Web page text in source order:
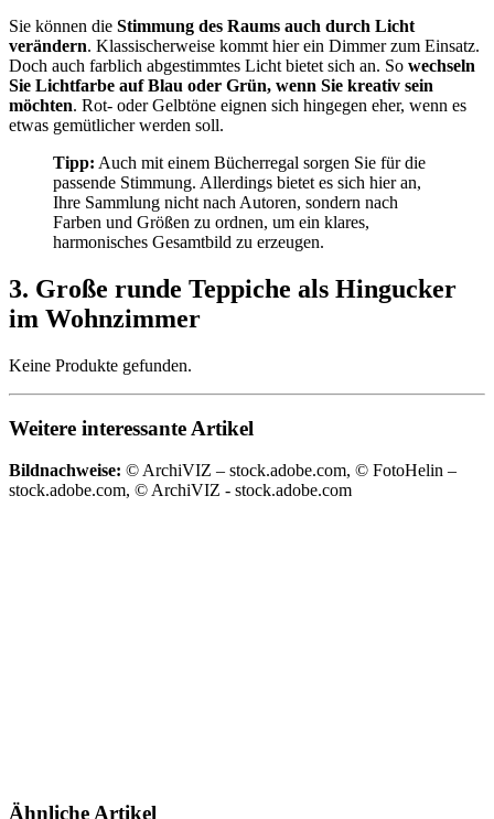
Sie können die Stimmung des Raums auch durch Licht
verändern. Klassischerweise kommt hier ein Dimmer zum Einsatz.
Doch auch farblich abgestimmtes Licht bietet sich an. So wechseln
Sie Lichtfarbe auf Blau oder Grün, wenn Sie kreativ sein
möchten. Rot- oder Gelbtöne eignen sich hingegen eher, wenn es
etwas gemütlicher werden soll.
Tipp: Auch mit einem Bücherregal sorgen Sie für die
passende Stimmung. Allerdings bietet es sich hier an,
Ihre Sammlung nicht nach Autoren, sondern nach
Farben und Größen zu ordnen, um ein klares,
harmonisches Gesamtbild zu erzeugen.
3. Große runde Teppiche als Hingucker
im Wohnzimmer
Keine Produkte gefunden.
Weitere interessante Artikel
Bildnachweise: © ArchiVIZ – stock.adobe.com, © FotoHelin –
stock.adobe.com, © ArchiVIZ - stock.adobe.com
Ähnliche Artikel